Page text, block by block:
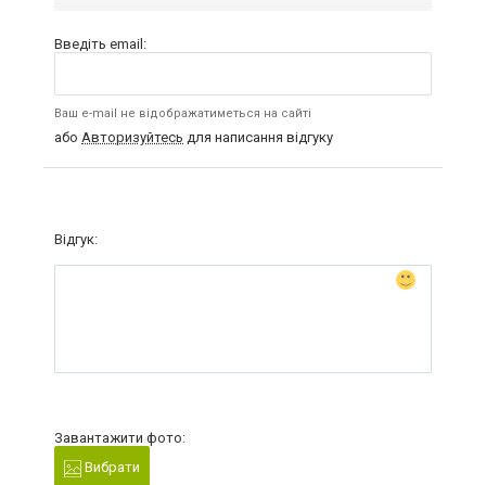
Введіть email:
Ваш e-mail не відображатиметься на сайті
або Авторизуйтесь для написання відгуку
Відгук:
Завантажити фото:
Вибрати